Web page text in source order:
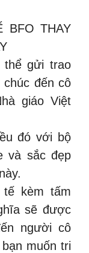
BFO THAY
thể gửi trao
đến cô
giáo Việt
đó với bộ
và sắc đẹp
tế kèm tấm
sẽ được
người cô
muốn tri